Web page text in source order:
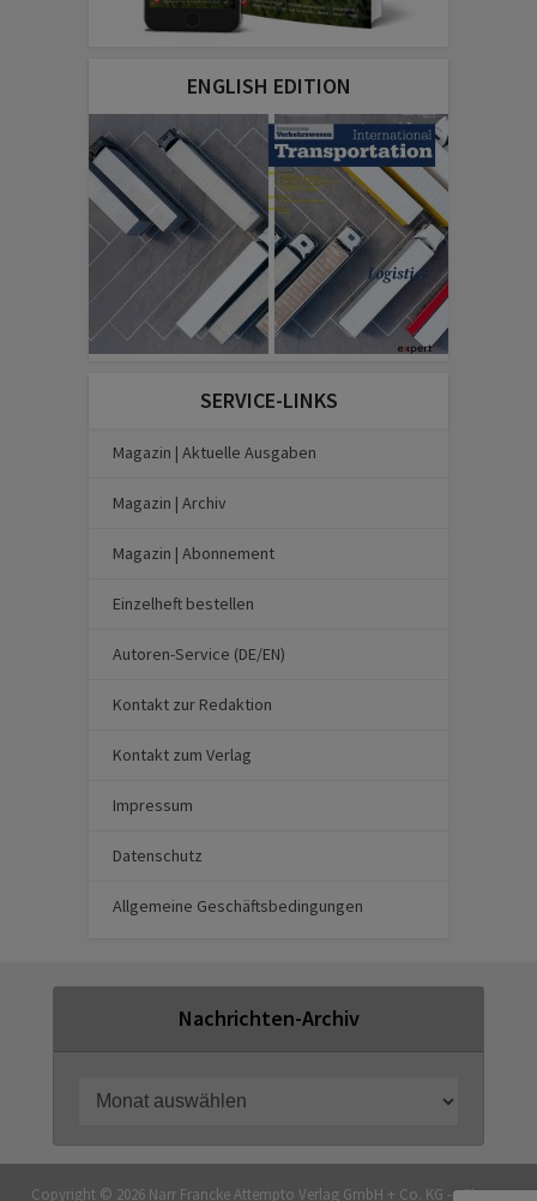
ENGLISH EDITION
SERVICE-LINKS
Magazin | Aktuelle Ausgaben
Magazin | Archiv
Magazin | Abonnement
Einzelheft bestellen
Autoren-Service (DE/EN)
Kontakt zur Redaktion
Kontakt zum Verlag
Impressum
Datenschutz
Allgemeine Geschäftsbedingungen
Nachrichten-Archiv
Copyright © 2026 Narr Francke Attempto Verlag GmbH + Co. KG — Theme